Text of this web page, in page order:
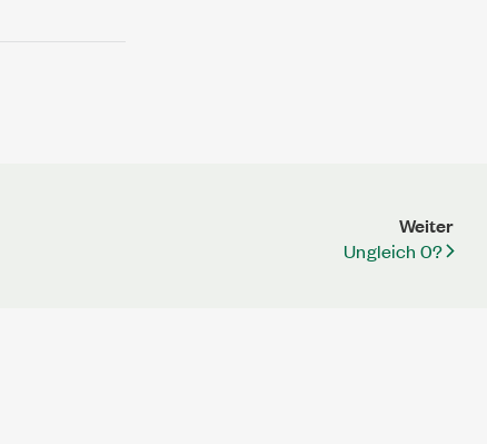
Weiter
Ungleich 0?